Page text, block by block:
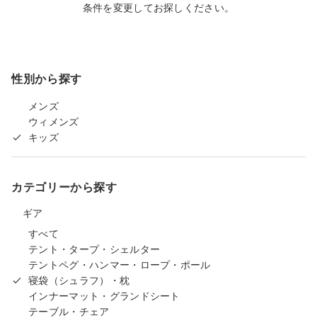
条件を変更してお探しください。
性別から探す
メンズ
ウィメンズ
キッズ
カテゴリーから探す
ギア
すべて
テント・タープ・シェルター
テントペグ・ハンマー・ロープ・ポール
寝袋（シュラフ）・枕
インナーマット・グランドシート
テーブル・チェア